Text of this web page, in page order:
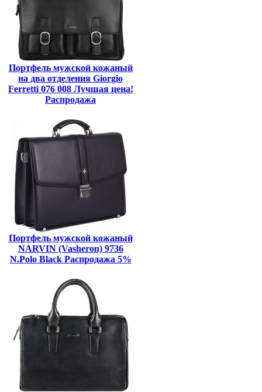
Портфель мужской кожаный
на два отделения Giorgio
Ferretti 076 008 Лучшая цена!
Распродажа
Портфель мужской кожаный
NARVIN (Vasheron) 9736
N.Polo Black Распродажа 5%